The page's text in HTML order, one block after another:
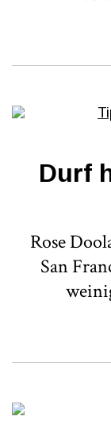
Durf
Rose
San